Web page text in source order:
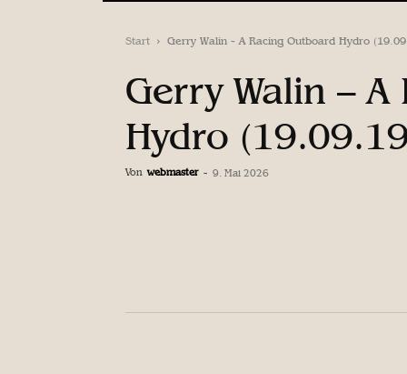
Start Gerry Walin - A Racing Outboard Hydro
Gerry Walin –
Hydro
Von webmaster - 9. Mai 2026